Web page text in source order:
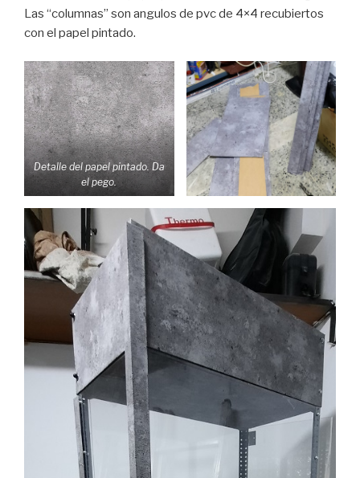
Las “columnas” son angulos de pvc de 4×4 recubiertos
con el papel pintado.
Detalle del papel pintado. Da
el pego.